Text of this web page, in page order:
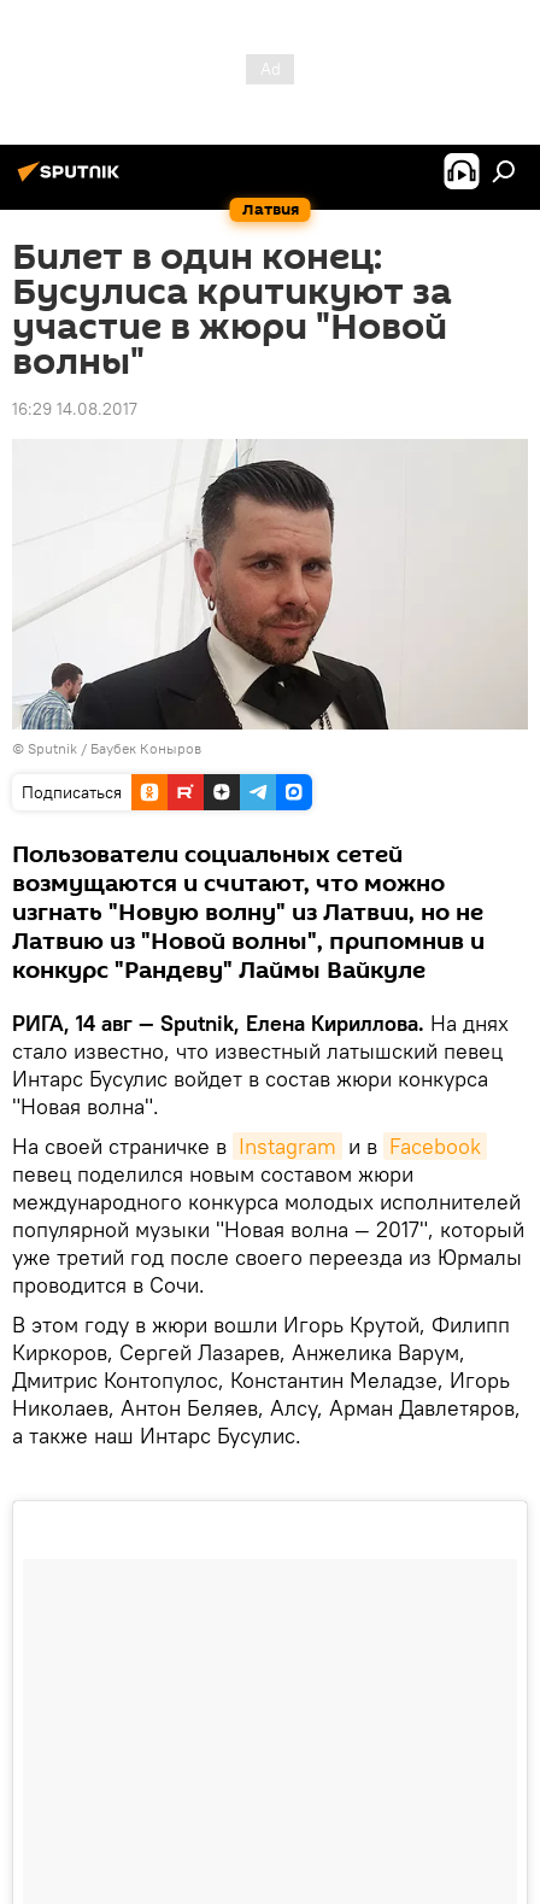
Латвия
Билет в один конец:
Бусулиса критикуют за
участие в жюри "Новой
волны"
16:29 14.08.2017
© Sputnik / Баубек Коныров
Подписаться
Пользователи социальных сетей
возмущаются и считают, что можно
изгнать "Новую волну" из Латвии, но не
Латвию из "Новой волны", припомнив и
конкурс "Рандеву" Лаймы Вайкуле
РИГА, 14 авг — Sputnik, Елена Кириллова. На днях
стало известно, что известный латышский певец
Интарс Бусулис войдет в состав жюри конкурса
"Новая волна".
На своей страничке в Instagram и в Facebook
певец поделился новым составом жюри
международного конкурса молодых исполнителей
популярной музыки "Новая волна — 2017", который
уже третий год после своего переезда из Юрмалы
проводится в Сочи.
В этом году в жюри вошли Игорь Крутой, Филипп
Киркоров, Сергей Лазарев, Анжелика Варум,
Дмитрис Контопулос, Константин Меладзе, Игорь
Николаев, Антон Беляев, Алсу, Арман Давлетяров,
а также наш Интарс Бусулис.